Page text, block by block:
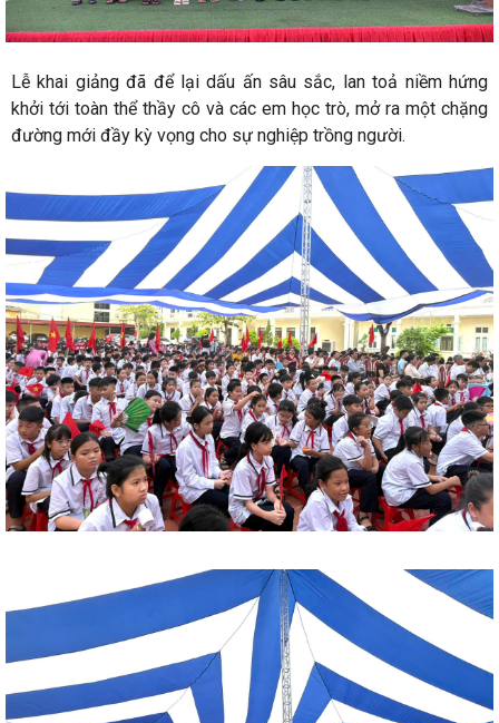
Lễ khai giảng đã để lại dấu ấn sâu sắc, lan toả niềm hứng
khởi tới toàn thể thầy cô và các em học trò, mở ra một chặng
đường mới đầy kỳ vọng cho sự nghiệp trồng người.